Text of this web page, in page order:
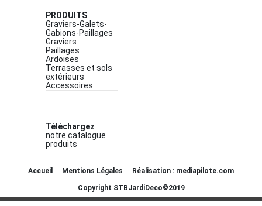
PRODUITS
Graviers-Galets-
Gabions-Paillages
Graviers
Paillages
Ardoises
Terrasses et sols
extérieurs
Accessoires
Téléchargez
notre catalogue
produits
Accueil Mentions Légales Réalisation : mediapilote.com
Copyright STBJardiDeco©2019